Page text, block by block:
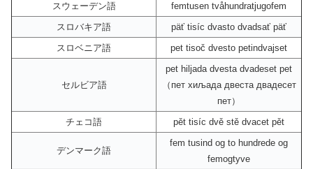
スウェーデン語
femtusen tvåhundratjugofem
スロバキア語
päť tisíc dvasto dvadsať päť
スロベニア語
pet tisoč dvesto petindvajset
セルビア語
pet hiljada dvesta dvadeset pet
（пет хиљада двеста двадесет
пет）
チェコ語
pět tisíc dvě stě dvacet pět
デンマーク語
fem tusind og to hundrede og
femogtyve